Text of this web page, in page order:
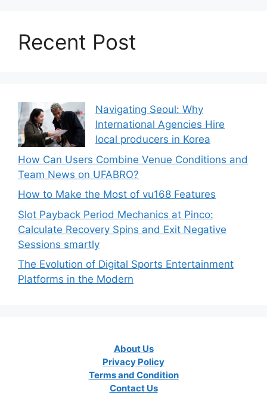
Recent Post
Navigating Seoul: Why
International Agencies Hire
local producers in Korea
How Can Users Combine Venue Conditions and
Team News on UFABRO?
How to Make the Most of vu168 Features
Slot Payback Period Mechanics at Pinco:
Calculate Recovery Spins and Exit Negative
Sessions smartly
The Evolution of Digital Sports Entertainment
Platforms in the Modern
About Us
Privacy Policy
Terms and Condition
Contact Us